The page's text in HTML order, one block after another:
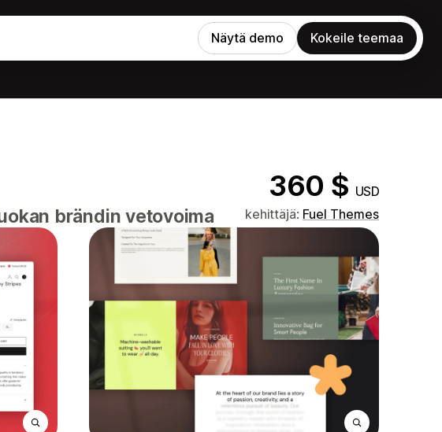
Näytä demo Kokeile teemaa
360 $ USD
brändin vetovoima kehittäjä: Fuel Themes